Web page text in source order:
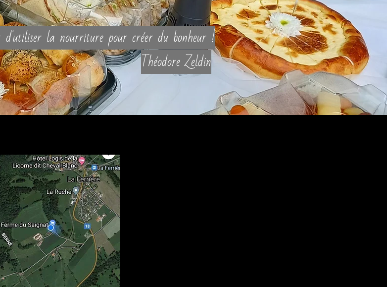
la nourriture pour créer du bonheur !
Théodore Zeldin